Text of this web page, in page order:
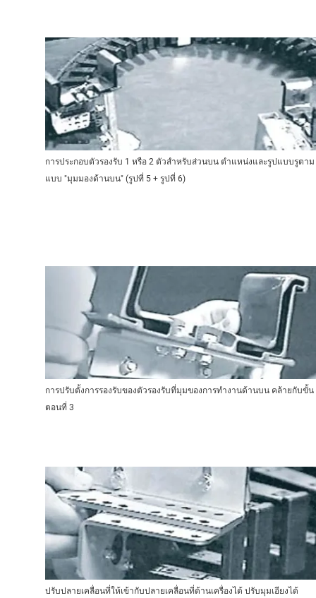
การประกอบตัวรองรับ 1 หรือ 2 ตัวสำหรับส่วนบน ตำแหน่งและรูปแบบรูตาม
แบบ "มุมมองด้านบน" (รูปที่ 5 + รูปที่ 6)
การปรับตั้งการรองรับของตัวรองรับที่มุมของการทำงานด้านบน คล้ายกับขั้น
ตอนที่ 3
ปรับปลายเคลื่อนที่ให้เข้ากับปลายเคลื่อนที่ด้านเครื่องได้ ปรับมุมเอียงได้